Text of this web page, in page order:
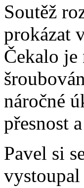
Soutěž
prokázat
Čekalo
náročné
přesnost
Pavel si